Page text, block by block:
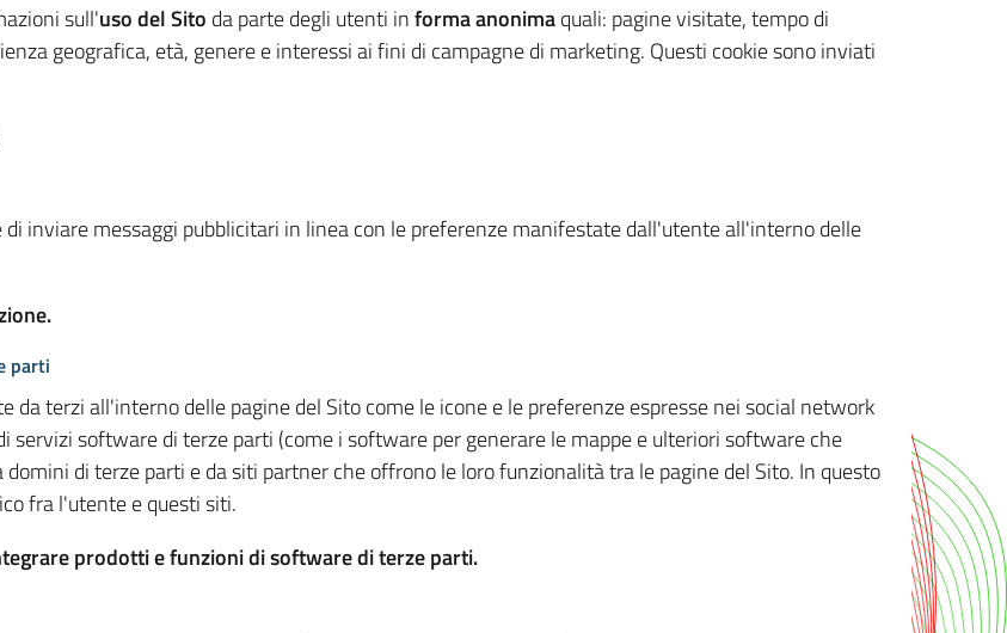
sull'uso del Sito da parte degli utenti informa anonimaquali: pagine visitate, tempo di
geografica, età, genere e interessi ai fini di campagne di marketing. Questi cookie sono inviati
inviare messaggi pubblicitari in linea con le preferenze manifestate dall'utente all'interno delle
parti
da terzi all'interno delle pagine del Sito come le icone e le preferenze espresse nei social network
servizi software di terze parti (come i software per generare le mappe e ulteriori software che
di terze parti e da siti partner che offrono le loro funzionalità tra le pagine del Sito. In questo
fra l'utente e questi siti.
prodotti e funzioni di software di terze parti.